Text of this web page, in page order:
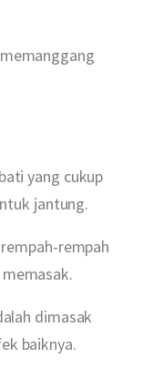
yang cukup
jantung.
rempah
dimasak
baiknya.